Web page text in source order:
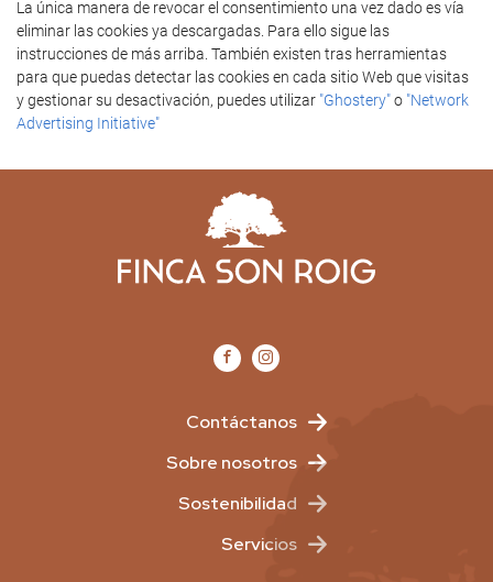
La única manera de revocar el consentimiento una vez dado es vía
eliminar las cookies ya descargadas. Para ello sigue las
instrucciones de más arriba. También existen tras herramientas
para que puedas detectar las cookies en cada sitio Web que visitas
y gestionar su desactivación, puedes utilizar "Ghostery"o "Network
Advertising Initiative"
Contáctanos
Sobre nosotros
Sostenibilidad
Servicios